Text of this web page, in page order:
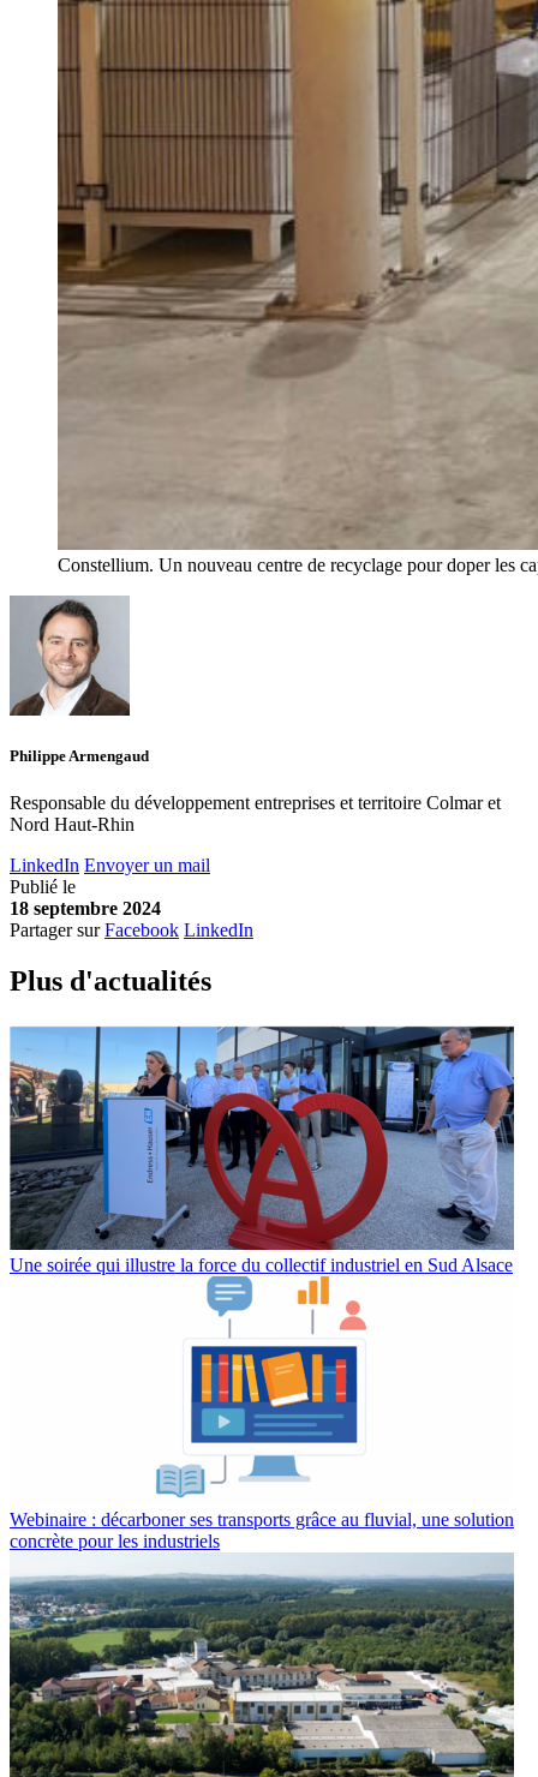
Constellium. Un nouveau centre de recyclage pour doper les
Philippe Armengaud
Responsable du développement entreprises et territoire Colmar et
Nord Haut-Rhin
LinkedIn Envoyer un mail
Publié le
18 septembre 2024
Partager sur Facebook LinkedIn
Plus d'actualités
Une soirée qui illustre la force du collectif industriel en Sud Alsace
Webinaire : décarboner ses transports grâce au fluvial, une solution
concrète pour les industriels